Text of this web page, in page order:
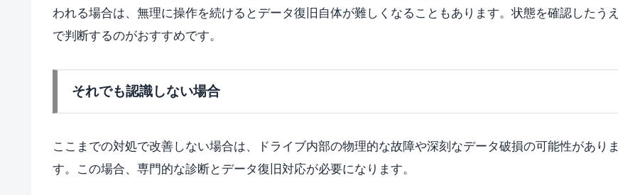
われる場合は、無理に操作を続けるとデータ復旧自体が難しくなることもあります。状態を確認したうえ
で判断するのがおすすめです。
それでも認識しない場合
ここまでの対処で改善しない場合は、ドライブ内部の物理的な故障や深刻なデータ破損の可能性がありま
す。この場合、専門的な診断とデータ復旧対応が必要になります。